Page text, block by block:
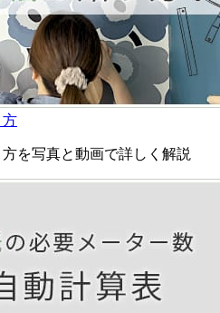
方
を写真と動画で詳しく解説